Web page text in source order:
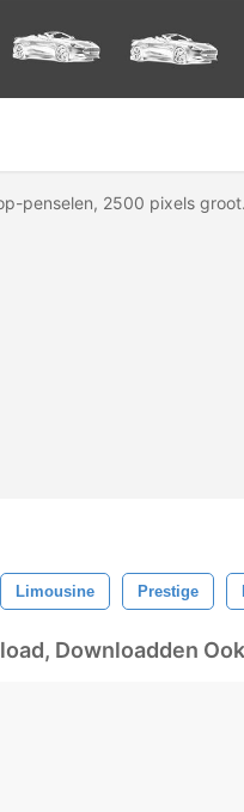
penselen, 2500 pixels groot.
Limousine Prestige
Downloadden Ook